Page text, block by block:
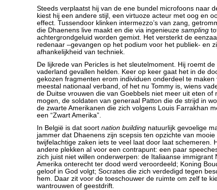
Steeds verplaatst hij van de ene bundel microfoons naar
kiest hij een andere stijl, een virtuoze acteur met oog en
effect. Tussendoor klinken intermezzo’s van zang,
die Dhaenens live maakt en die via ingenieuze sampling
achtergrondgeluid worden gemixt. Het versterkt de
redenaar –gevangen op het podium voor het publiek- en
afhankelijkheid van techniek.
De lijkrede van Pericles is het sleutelmoment. Hij roemt
vaderland gevallen helden. Keer op keer gaat het in de
gekozen fragmenten erom individuen onderdeel te maken
meestal nationaal verband, of het nu Tommy is, wiens
de Duitse vrouwen die van Goebbels niet meer uit eten of
mogen, de soldaten van generaal Patton die de strijd in
de zwarte Amerikanen die zich volgens Louis Farrakhan
een “Zwart Amerika”.
In België is dat soort nation building natuurlijk gevoelige
jammer dat Dhaenens zijn scepsis ten opzichte van
twijfelachtige zaken iets te veel laat door laat schemeren.
andere plekken al voor een contrapunt: een paar
zich juist niet willen onderwerpen: de Italiaanse immigrant
Amerika onterecht ter dood werd veroordeeld; Koning
geloof in God volgt; Socrates die zich verdedigd tegen
hem. Daar zit voor de toeschouwer de ruimte om zelf te
wantrouwen of geestdrift.